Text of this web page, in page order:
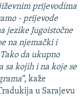
prijevodima
- prijevode
jezike Jugoistočne
na njemački i
da ukupno
sa kojih i na koje se
, kaže
u Sarajevu